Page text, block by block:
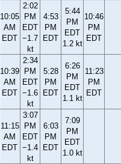
10:05
AM
EDT
2:02
PM
EDT
−1.7
kt
4:53
PM
EDT
5:44
PM
EDT
1.2 kt
10:46
PM
EDT
10:39
AM
EDT
2:34
PM
EDT
−1.6
kt
5:28
PM
EDT
6:26
PM
EDT
1.1 kt
11:23
PM
EDT
11:15
AM
EDT
3:07
PM
EDT
−1.4
kt
6:03
PM
EDT
7:09
PM
EDT
1.0 kt